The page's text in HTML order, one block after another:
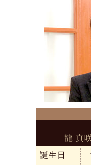
龍 真
誕生日